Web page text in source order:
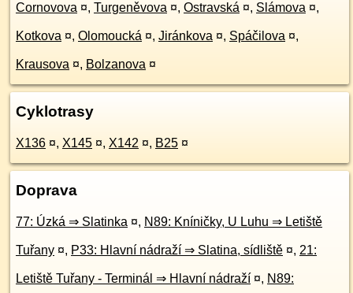
Cornovova ¤, Turgeněvova ¤, Ostravská ¤, Slámova ¤,
Kotkova ¤, Olomoucká ¤, Jiránkova ¤, Spáčilova ¤,
Krausova ¤, Bolzanova ¤
Cyklotrasy
X136 ¤, X145 ¤, X142 ¤, B25 ¤
Doprava
77: Úzká ⇒ Slatinka ¤, N89: Kníničky, U Luhu ⇒ Letiště
Tuřany ¤, P33: Hlavní nádraží ⇒ Slatina, sídliště ¤, 21:
Letiště Tuřany - Terminál ⇒ Hlavní nádraží ¤, N89: